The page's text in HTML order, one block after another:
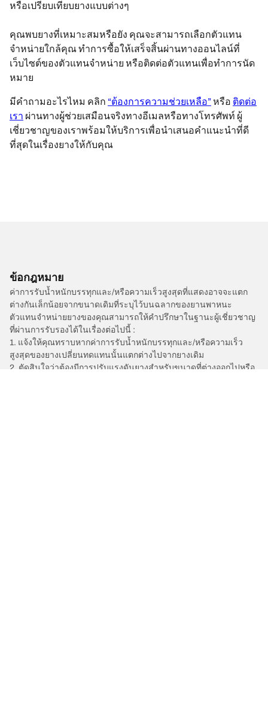
หรือเปรียบเทียบยางแบบต่างๆ
คุณพบยางที่เหมาะสมหรือยัง คุณจะสามารถเลือกตัวแทน
จำหน่ายใกล้คุณ ทำการซื้อให้เสร็จสิ้นผ่านทางออนไลน์ที่
เว็บไซต์ของตัวแทนจำหน่าย หรือติดต่อตัวแทนเพื่อทำการนัด
หมาย
มีคำถามอะไรไหม คลิก “ต้องการความช่วยเหลือ”หรือ ติดต่อ
เรา ผ่านทางผู้ช่วยเสมือนจริงทางอีเมลหรือทางโทรศัพท์ ผู้
เชี่ยวชาญของเราพร้อมให้บริการเพื่อนำเสนอคำแนะนำที่ดี
ที่สุดในเรื่องยางให้กับคุณ
ข้อกฎหมาย
ค่าการรับน้ำหนักบรรทุกและ/หรือความเร็วสูงสุดที่แสดงอาจจะแตก
ต่างกันเล็กน้อยจากขนาดเดิมที่ระบุไว้บนฉลากของยานพาหนะ
ตัวแทนจำหน่ายยางของคุณสามารถให้คำปรึกษาในฐานะผู้เชี่ยวชาญ
ที่ผ่านการรับรองได้ในเรื่องต่อไปนี้ :
1. แจ้งให้คุณทราบหากค่าการรับน้ำหนักบรรทุกและ/หรือความเร็ว
สูงสุดของยางเปลี่ยนทดแทนนั้นแตกต่างไปจากยางเดิม
2. ตัดสินใจว่าต้องมีการปรับแรงดันยางสำหรับขนาดที่ต่างออกไปหรือ